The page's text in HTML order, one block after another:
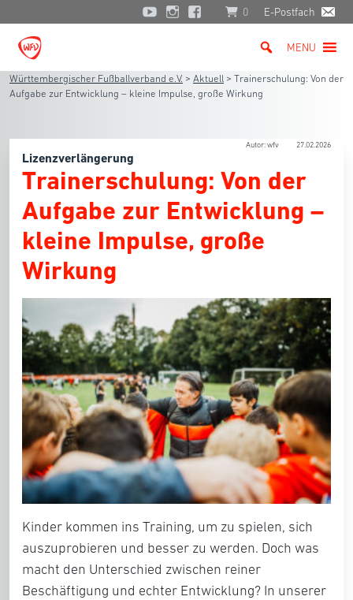
0 E-Postfach
MENU
Württembergischer Fußballverband e.V. > Aktuell > Trainerschulung: Von der
Aufgabe zur Entwicklung – kleine Impulse, große Wirkung
Autor: wfv 27.02.2026
Lizenzverlängerung
Trainerschulung: Von der
Aufgabe zur Entwicklung –
kleine Impulse, große
Wirkung
Kinder kommen ins Training, um zu spielen, sich
auszuprobieren und besser zu werden. Doch was
macht den Unterschied zwischen reiner
Beschäftigung und echter Entwicklung? In unserer